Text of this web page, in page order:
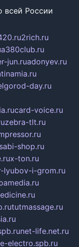
всей России
2rich.ru
a380club.ru
jun.ruadonyev.ru
day.ru
card-voice.ru
zebra-tlt.ru
shop.ru
x-ton.ru
lyubov-i-grom.ru
tutmassage.ru
net-life.net.ru
electro.spb.ru